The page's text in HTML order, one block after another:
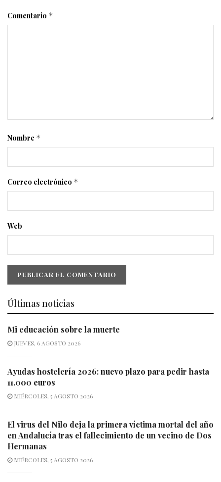
Comentario *
Nombre *
Correo electrónico *
Web
Últimas noticias
Mi educación sobre la muerte
JUEVES, 6 AGOSTO 2026
Ayudas hostelería 2026: nuevo plazo para pedir hasta
11.000 euros
MIÉRCOLES, 5 AGOSTO 2026
El virus del Nilo deja la primera víctima mortal del año
en Andalucía tras el fallecimiento de un vecino de Dos
Hermanas
MIÉRCOLES, 5 AGOSTO 2026